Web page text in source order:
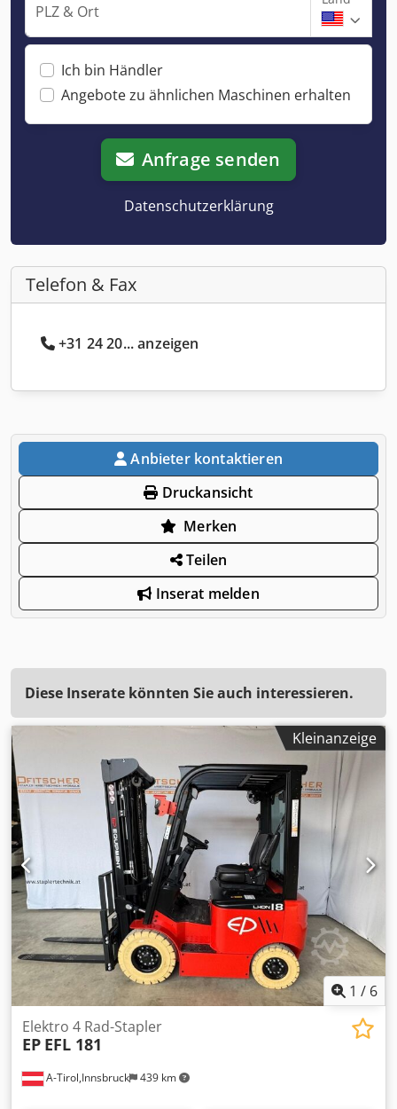
PLZ & Ort
Ich bin Händler
Angebote zu ähnlichen Maschinen erhalten
Anfrage senden
Datenschutzerklärung
Telefon & Fax
+31 24 20... anzeigen
Anbieter kontaktieren
Druckansicht
Merken
Teilen
Inserat melden
Diese Inserate könnten Sie auch interessieren.
Kleinanzeige
1 / 6
A-Tirol,Innsbruck 439 km
Elektro 4 Rad-Stapler
EP EFL 181